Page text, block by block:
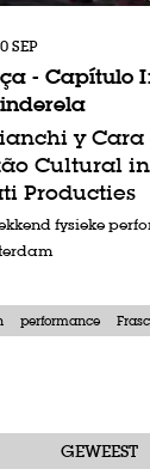
- Capítulo
y Cara
Cultural
Producties
SEP
fysieke
performance
GEWEEST